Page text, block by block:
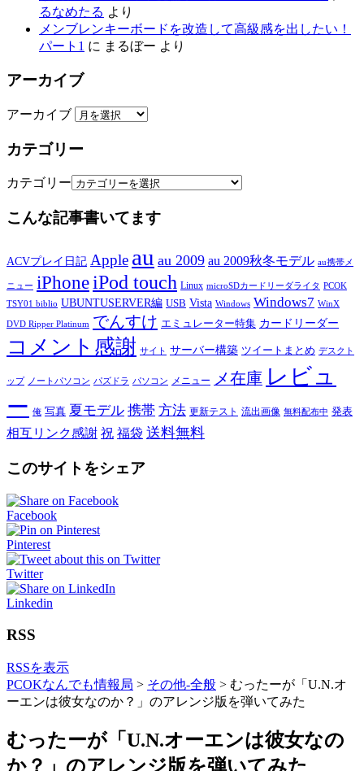
るなめたる より
メンブレンキーボードを改造して高級感を出したい！
パート1 に まるぼー より
アーカイブ
アーカイブ
カテゴリー
カテゴリー
こんな記事書いてます
ACVプレイ日記 Apple au au 2009 au 2009秋冬モデル au携帯メ
ニュー iPhoneiPod touch Linux microSDカードリーダライタ PCOK
TSY01 biblio UBUNTUSERVER編 USB Vista Windows Windows7 WinX
DVD Ripper Platinum でんすけ エミュレーター特集 カードリーダー
コメント感謝 サイト サーバー構築 ツイートまとめ デスクト
ップ ノートパソコン パズドラ パソコン メニュー メ在庫 レビュ
ー 俺 写真 夏モデル 携帯 方法 更新テスト 流出画像 無料配布中 発表
相互リンク感謝 祝 福袋 送料無料
このサイトをシェア
Facebook
Pinterest
Twitter
Linkedin
RSS
RSSを表示
PCOKなんでも情報局 > その他-全般 > むったーが「U.N.オ
ーエンは彼女なのか？」のアレンジ版を弾いてみた
むったーが「U.N.オーエンは彼女なの
か？」のアレンジ版を弾いてみた